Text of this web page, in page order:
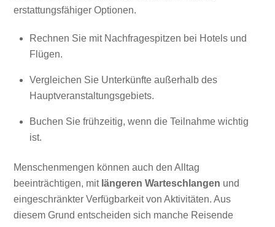
erstattungsfähiger Optionen.
Rechnen Sie mit Nachfragespitzen bei Hotels und
Flügen.
Vergleichen Sie Unterkünfte außerhalb des
Hauptveranstaltungsgebiets.
Buchen Sie frühzeitig, wenn die Teilnahme wichtig
ist.
Menschenmengen können auch den Alltag
beeinträchtigen, mit längeren Warteschlangen und
eingeschränkter Verfügbarkeit von Aktivitäten. Aus
diesem Grund entscheiden sich manche Reisende